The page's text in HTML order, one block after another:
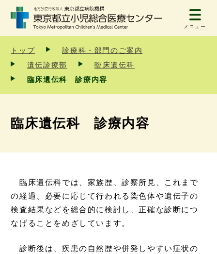
メニュー
トップ
診療科・部門のご案内
遺伝診療部
臨床遺伝科
臨床遺伝科 診療内容
臨床遺伝科 診療内容
臨床遺伝科では、家族歴、診察所見、これまで
の経過、必要に応じて行われる染色体や遺伝子の
検査結果などを総合的に検討し、正確な診断につ
なげることをめざしています。
診断後は、疾患の自然歴や併発しやすい症状の